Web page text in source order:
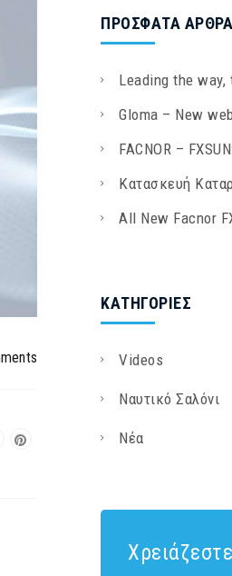
ΠΡΌΣΦΑΤΑ ΆΡΘΡΑ
Leading the way,
Gloma – New
FACNOR –
Κατασκευή
All New Facnor
KΑΤΗΓΟΡΊΕΣ
Videos
Ναυτικό Σαλόνι
Νέα